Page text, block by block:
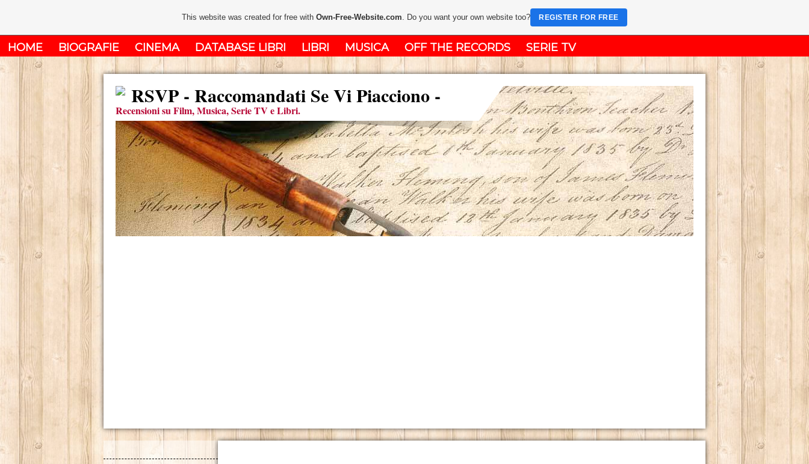
HOME BIOGRAFIE CINEMA DATABASE LIBRI LIBRI MUSICA OFF THE RECORDS SERIE TV
RSVP - Raccomandati Se Vi Piacciono -
Recensioni su Film, Musica, Serie TV e Libri.
This website was created for free withOwn-Free-Website.com. Do you want your own website too? REGISTER FOR FREE